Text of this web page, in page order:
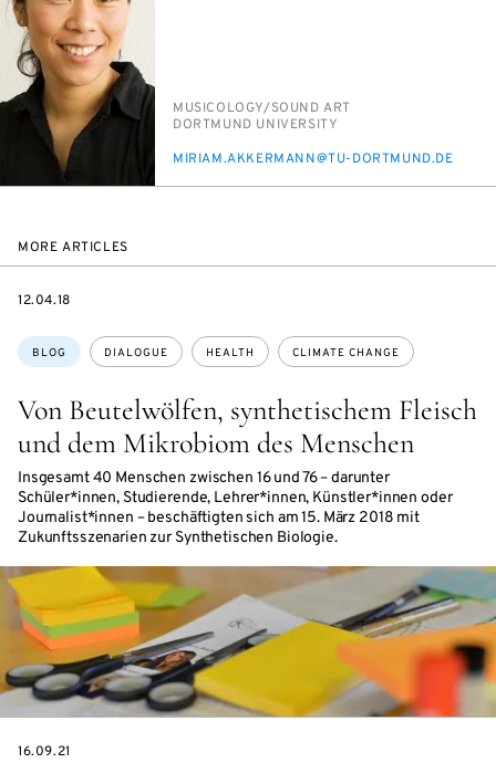
PERSON_RESEARCH_SUBJECT
MU­SI­COL­O­GY/​SOUND ART
INSTITUTION
DORT­MUND UNI­VER­SI­TY
E-
MIRI­AM.AKKER­MANN@TU-DORT­MUND.DE
MORE ARTICLES
Von Beutelwölfen, synthetischem Fleisch
und dem Mikrobiom des Menschen
Insgesamt 40 Menschen zwischen 16 und 76 – darunter
Schüler*innen, Studierende, Lehrer*innen, Künstler*innen oder
Journalist*innen – beschäftigten sich am 15. März 2018 mit
Zukunftsszenarien zur Synthetischen Biologie.
Topics:
BLOG DIALOGUE HEALTH CLIMATE CHANGE
DATE
12.04.18
DATE
16.09.21